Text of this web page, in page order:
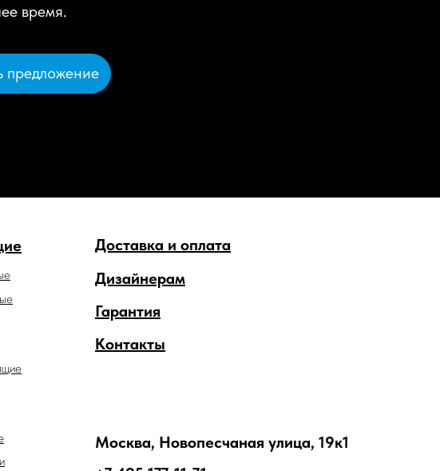
время.
предложение
Дизайнерам
Доставка и оплата
Гарантия
Контакты
Москва, Новопесчаная улица, 19к1